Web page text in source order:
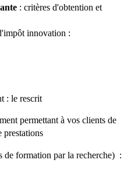
: critères d'obtention et
innovation :
: le rescrit
permettant à vos clients de
prestations
de formation par la recherche) :